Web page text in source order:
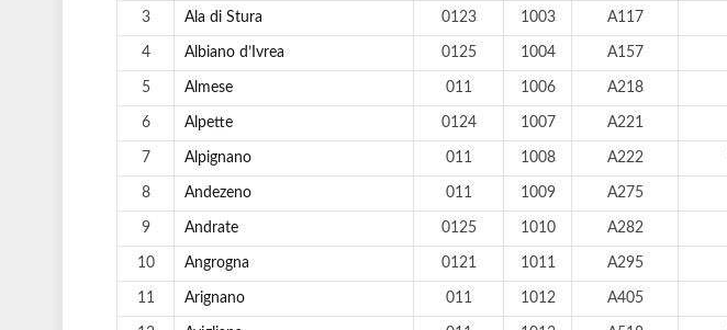
3 Ala di Stura 0123 1003 A117
4 Albiano d’Ivrea 0125 1004 A157
5 Almese 011 1006 A218
6 Alpette 0124 1007 A221
7 Alpignano 011 1008 A222
8 Andezeno 011 1009 A275
9 Andrate 0125 1010 A282
10 Angrogna 0121 1011 A295
11 Arignano 011 1012 A405